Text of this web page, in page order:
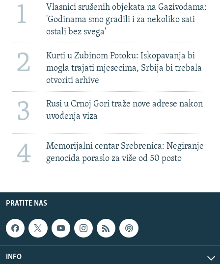
1
Vlasnici srušenih objekata na Gazivodama:
'Godinama smo gradili i za nekoliko sati
ostali bez svega'
2
Kurti u Zubinom Potoku: Iskopavanja bi
mogla trajati mjesecima, Srbija bi trebala
otvoriti arhive
3
Rusi u Crnoj Gori traže nove adrese nakon
uvođenja viza
4
Memorijalni centar Srebrenica: Negiranje
genocida poraslo za više od 50 posto
PRATITE NAS
INFO